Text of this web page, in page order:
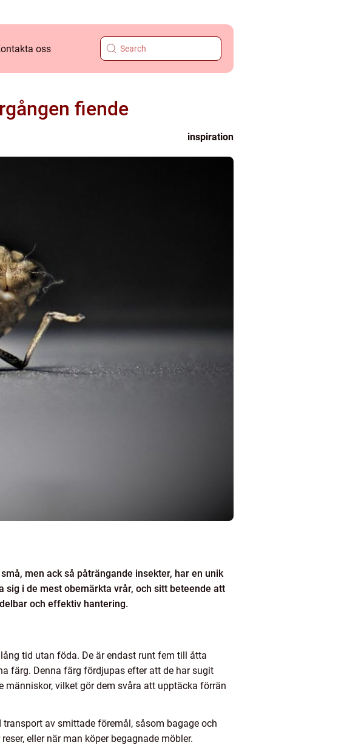
oss
fiende
inspiration
men ack så påträngande insekter, har en unik
i de mest obemärkta vrår, och sitt beteende att
och effektiv hantering.
tid utan föda. De är endast runt fem till åtta
färg. Denna färg fördjupas efter att de har sugit
vilket gör dem svåra att upptäcka förrän
av smittade föremål, såsom bagage och
eller när man köper begagnade möbler.